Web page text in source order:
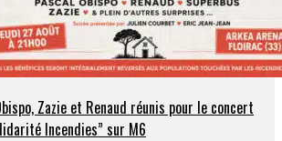
Zazie et Renaud réunis pour le concert
Incendies” sur M6